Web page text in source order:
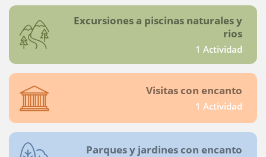
Excursiones a piscinas naturales y
rios
1 Actividad
Visitas con encanto
1 Actividad
Parques y jardines con encanto